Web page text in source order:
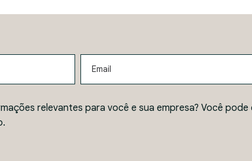
relevantes para você e sua empresa? Você pode